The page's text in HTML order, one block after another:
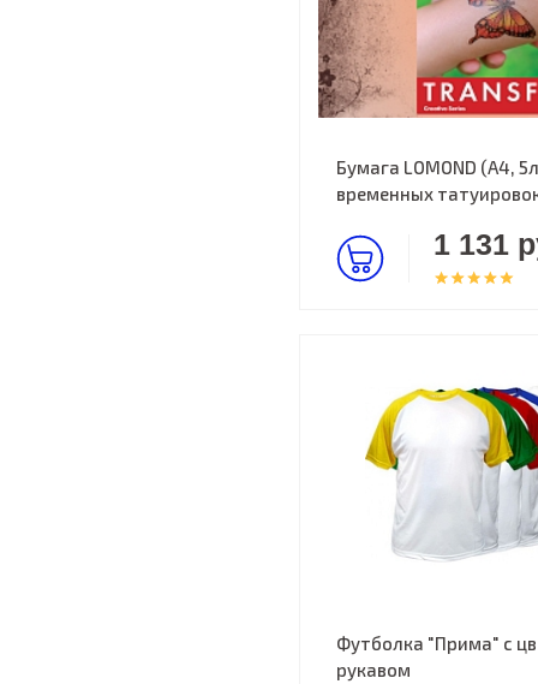
Бумага LOMOND (A4,
временных
1 131
Футболка "Прима" с
рукавом